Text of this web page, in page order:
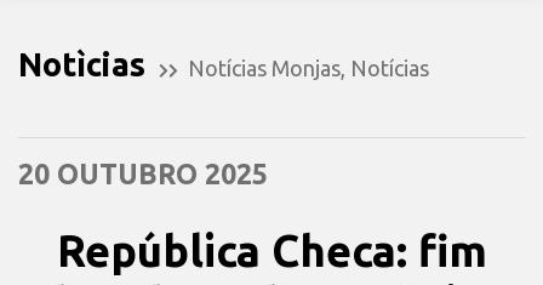
Notìcias Notícias Monjas Notícias
20 OUTUBRO 2025
República Checa: fim